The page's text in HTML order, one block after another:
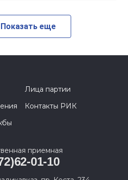
Показать еще
Лица партии
Контакты РИК
приемная
01-10